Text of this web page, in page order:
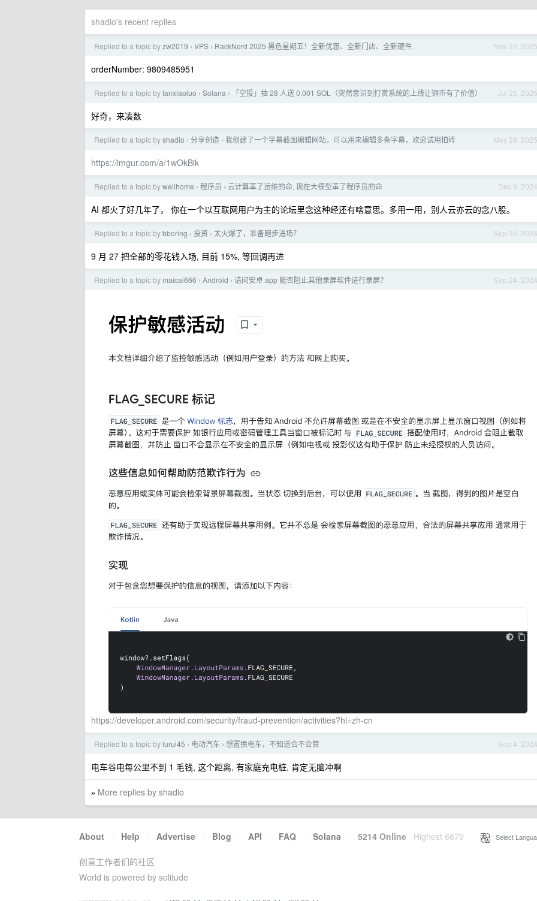
shadio's recent replies
Nov 23, 2025
Replied to a topic byzw2019 › VPS › RackNerd 2025 黑色星期五！全新优惠、全新门店、全新硬件.
orderNumber: 9809485951
Jul 25, 2025
Replied to a topic bytanxiaoluo › Solana › 「空投」抽 28 人送 0.001 SOL（突然意识到打赏系统的上线让铜币有了价值）
好奇，来凑数
May 29, 2025
Replied to a topic byshadio › 分享创造 › 我创建了一个字幕截图编辑网站，可以用来编辑多条字幕，欢迎试用拍砖
https://imgur.com/a/1wOkBik
Dec 9, 2024
Replied to a topic bywellhome › 程序员 › 云计算革了运维的命, 现在大模型革了程序员的命
AI 都火了好几年了， 你在一个以互联网用户为主的论坛里念这种经还有啥意思。多用一用，别人云亦云的念八股。
Sep 30, 2024
Replied to a topic bybboring › 投资 › 太火爆了，准备跑步进场？
9 月 27 把全部的零花钱入场, 目前 15%, 等回调再进
Sep 24, 2024
Replied to a topic by maicai666 › Android › 请问安卓 app 能否阻止其他录屏软件进行录屏？
https://developer.android.com/security/fraud-prevention/activities?hl=zh-cn
Sep 4, 2024
Replied to a topic by lurui45 › 电动汽车 › 想置换电车，不知道合不合算
电车谷电每公里不到 1 毛钱, 这个距离, 有家庭充电桩, 肯定无脑冲啊
» More replies by shadio
About · Help · Advertise · Blog · API · FAQ · Solana · 5214 Online Highest 6679 Select
创意工作者们的社区
World is powered by solitude